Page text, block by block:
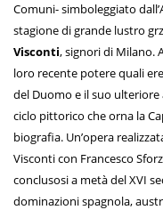
Comuni- simboleggiato
stagione di grande lustro
Visconti, signori di Milano.
loro recente potere quali
del Duomo e il suo
ciclo pittorico che orna la
biografia. Un’opera
Visconti con Francesco
conclusosi a metà del XVI
dominazioni spagnola,